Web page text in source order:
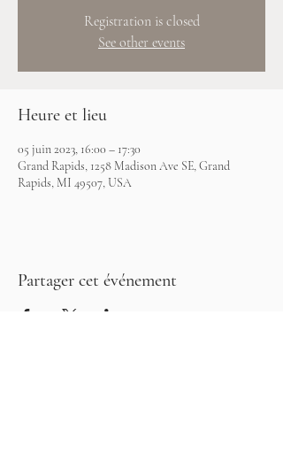
Registration is closed
See other events
Heure et lieu
05 juin 2023, 16:00 – 17:30
Grand Rapids, 1258 Madison Ave SE, Grand
Rapids, MI 49507, USA
Partager cet événement